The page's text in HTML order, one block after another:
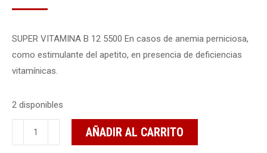
SUPER VITAMINA B 12 5500 En casos de anemia perniciosa,
como estimulante del apetito, en presencia de deficiencias
vitamínicas.
2 disponibles
SUPER
VITAMINA
AÑADIR AL CARRITO